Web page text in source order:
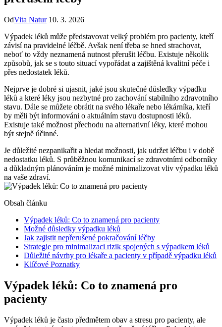
OdVita Natur 10. 3. 2026
Výpadek léků může představovat velký problém pro pacienty, kteří
závisí na pravidelné léčbě. Avšak není třeba se hned strachovat,
neboť to vždy neznamená nutnost přerušit léčbu. Existuje několik
způsobů, jak se s touto situací vypořádat a zajištěná kvalitní péče i
přes nedostatek léků.
Nejprve je dobré si ujasnit, jaké jsou skutečné důsledky výpadku
léků a které léky jsou nezbytné pro zachování stabilního zdravotního
stavu. Dále se můžete obrátit na svého lékaře nebo lékárníka, kteří
by měli být informováni o aktuálním stavu dostupnosti léků.
Existuje také možnost přechodu na alternativní léky, které mohou
být stejně účinné.
Je důležité nezpanikařit a hledat možnosti, jak udržet léčbu i v době
nedostatku léků. S průběžnou komunikací se zdravotními odborníky
a důkladným plánováním je možné minimalizovat vliv výpadku léků
na vaše zdraví.
Obsah článku
Výpadek léků: Co to znamená pro pacienty
Možné důsledky výpadku léků
Jak zajistit nepřerušené pokračování léčby
Strategie pro minimalizaci rizik spojených s výpadkem léků
Důležité návrhy pro lékaře a pacienty v případě výpadku léků
Klíčové Poznatky
Výpadek léků: Co to znamená pro
pacienty
Výpadek léků je často předmětem obav a stresu pro pacienty, ale